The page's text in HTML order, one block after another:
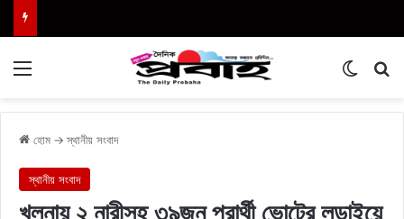
হোম → স্থানীয় সংবাদ
স্থানীয় সংবাদ
খুলনায় ২ নারীসহ ৩৯জন প্রার্থী ভোটের লড়াইয়ে